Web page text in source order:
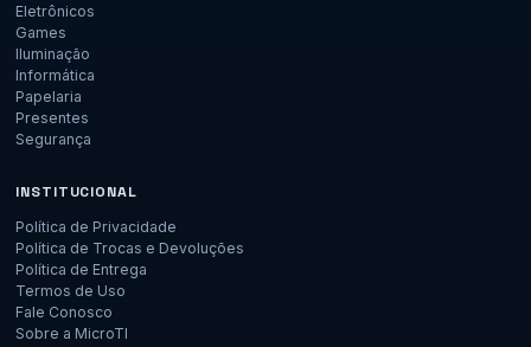
Eletrônicos
Games
Iluminação
Informática
Papelaria
Presentes
Segurança
INSTITUCIONAL
Política de Privacidade
Política de Trocas e Devoluções
Política de Entrega
Termos de Uso
Fale Conosco
Sobre a MicroTI